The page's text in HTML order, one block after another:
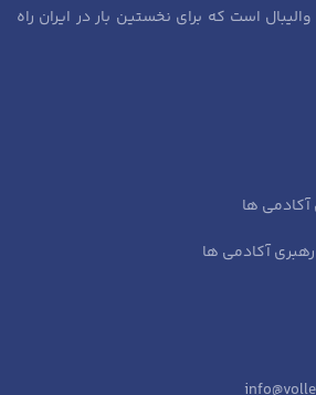
است که برای نخستین بار در ایران راه
ها
آکادمی ها